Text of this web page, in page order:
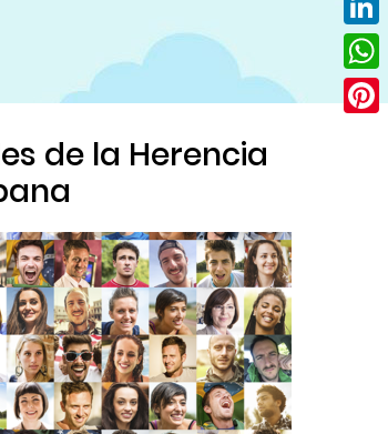
de la Herencia